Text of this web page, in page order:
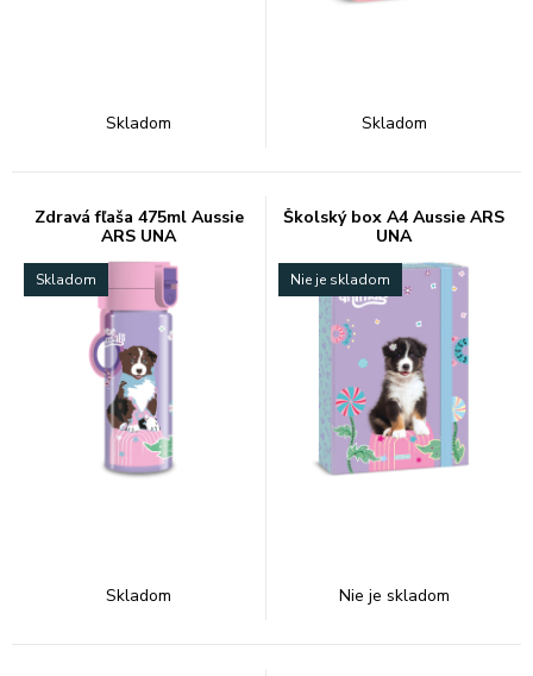
Skladom Skladom
Zdravá fľaša 475ml Aussie
ARS UNA
Skladom
Skladom
Školský box A4 Aussie ARS
UNA
Nie je skladom
Nie je skladom